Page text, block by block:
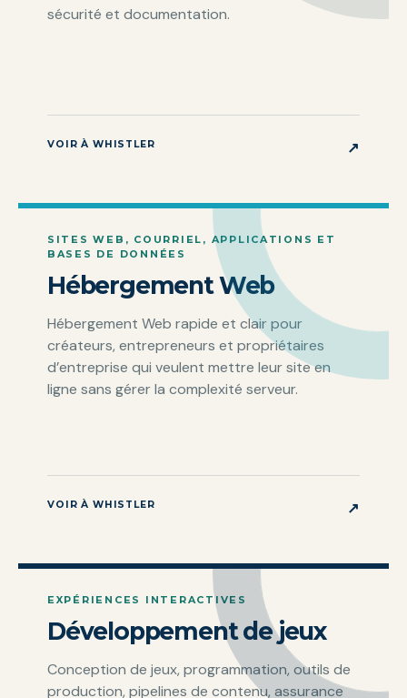
sécurité et documentation.
VOIR À WHISTLER ↗
SITES WEB, COURRIEL, APPLICATIONS ET
BASES DE DONNÉES
Hébergement Web
Hébergement Web rapide et clair pour
créateurs, entrepreneurs et propriétaires
d’entreprise qui veulent mettre leur site en
ligne sans gérer la complexité serveur.
VOIR À WHISTLER ↗
EXPÉRIENCES INTERACTIVES
Développement de jeux
Conception de jeux, programmation, outils de
production, pipelines de contenu, assurance